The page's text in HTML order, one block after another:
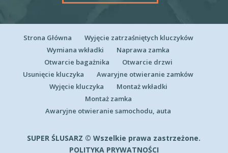
Strona Główna
Wyjęcie zatrzaśniętych kluczyków
Wymiana wkładki
Naprawa zamka
Otwarcie bagażnika
Otwarcie drzwi
Usunięcie kluczyka
Awaryjne otwieranie zamków
Wyjęcie kluczyka
Montaż wkładki
Montaż zamka
Awaryjne otwieranie samochodu, auta
SUPER ŚLUSARZ © Wszelkie prawa zastrzeżone.
POLITYKA PRYWATNOŚCI